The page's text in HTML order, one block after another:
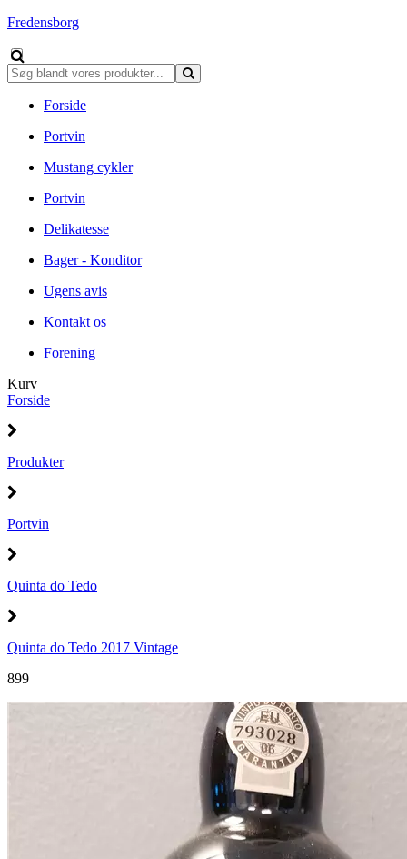
Fredensborg
Forside
Portvin
Mustang cykler
Portvin
Delikatesse
Bager - Konditor
Ugens avis
Kontakt os
Forening
Kurv
Forside
Produkter
Portvin
Quinta do Tedo
Quinta do Tedo 2017 Vintage
899